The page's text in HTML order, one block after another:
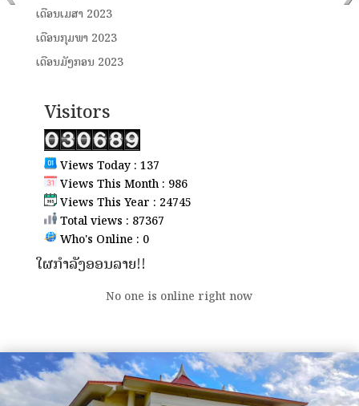
ເດືອນເມສາ 2023
ເດືອນກຸມພາ 2023
ເດືອນມັງກອນ 2023
Visitors
Views Today : 137
Views This Month : 986
Views This Year : 24745
Total views : 87367
Who's Online : 0
ໃຜກຳລັງອອນລາຍ!!
No one is online right now